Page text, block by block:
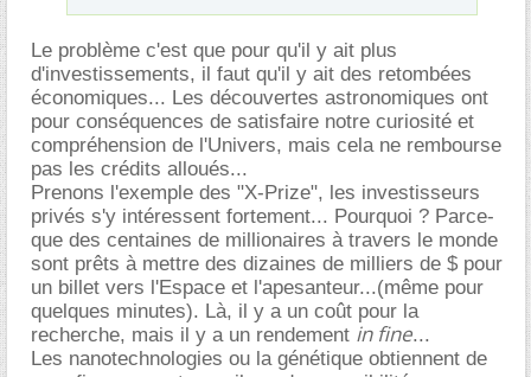
Le problème c'est que pour qu'il y ait plus
d'investissements, il faut qu'il y ait des retombées
économiques... Les découvertes astronomiques ont
pour conséquences de satisfaire notre curiosité et
compréhension de l'Univers, mais cela ne rembourse
pas les crédits alloués...
Prenons l'exemple des "X-Prize", les investisseurs
privés s'y intéressent fortement... Pourquoi ? Parce-
que des centaines de millionaires à travers le monde
sont prêts à mettre des dizaines de milliers de $ pour
un billet vers l'Espace et l'apesanteur...(même pour
quelques minutes). Là, il y a un coût pour la
recherche, mais il y a un rendement in fine...
Les nanotechnologies ou la génétique obtiennent de